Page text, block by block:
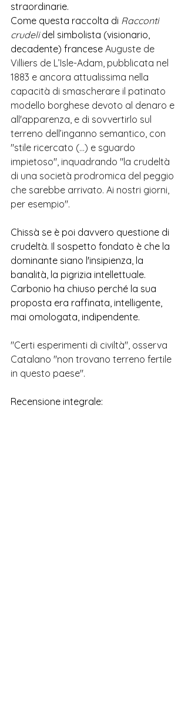
straordinarie.
Come questa raccolta di Racconti
crudeli del simbolista (visionario,
decadente) francese Auguste de
Villiers de L’Isle-Adam, pubblicata nel
1883 e ancora attualissima nella
capacità di smascherare il patinato
modello borghese devoto al denaro e
all'apparenza, e di sovvertirlo sul
terreno dell’inganno semantico, con
"stile ricercato (...) e sguardo
impietoso", inquadrando "la crudeltà
di una società prodromica del peggio
che sarebbe arrivato. Ai nostri giorni,
per esempio".
Chissà se è poi davvero questione di
crudeltà. Il sospetto fondato è che la
dominante siano l'insipienza, la
banalità, la pigrizia intellettuale.
Carbonio ha chiuso perché la sua
proposta era raffinata, intelligente,
mai omologata, indipendente.
"Certi esperimenti di civiltà", osserva
Catalano "non trovano terreno fertile
in questo paese".
Recensione integrale: